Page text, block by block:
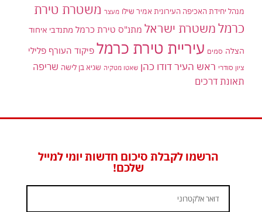
מנהל יחידת האכיפה העירונית אמיר שילו מעצר משטרת טירת
כרמלמשטרת ישראל מתנ"ס טירת כרמל מתנדבי איחוד
הצלה סמים עיריית טירת כרמל פיקוד העורף פלילי
ציון סודרי ראש העיר דודו כהן שאטו מטקיה שגיא בן לישה שריפה
תאונת דרכים
הרשמו לקבלת סיכום חדשות יומי למייל
שלכם!